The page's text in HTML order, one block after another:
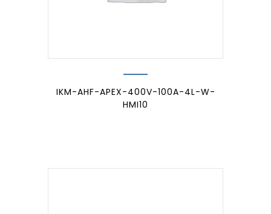
IKM-AHF-APEX-400V-100A-4L-W-
HMI10